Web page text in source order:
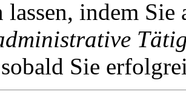
lassen, indem
Sie